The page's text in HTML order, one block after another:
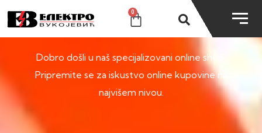
0
SHOP
Dobro došli u naš specijalizovani online shop.
Pripremite se za iskustvo online kupovine na
najvišem nivou.